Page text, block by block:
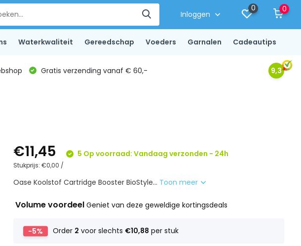
Inloggen
0 0
Waterkwaliteit Gereedschap Voeders Garnalen Cadeautips
Gratis verzending vanaf € 60,- 9,3
€11,45 5 Op voorraad: Vandaag verzonden - 24h
Stukprijs:€0,00 /
Oase Koolstof Cartridge Booster BioStyle... Toon meer
Volume voordeelGeniet van deze geweldige kortingsdeals
-5% Order 2 voor slechts €10,88 per stuk